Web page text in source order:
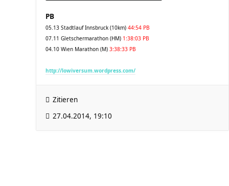
PB
05.13 Stadtlauf Innsbruck (10km) 44:54 PB
07.11 Gletschermarathon (HM) 1:38:03 PB
04.10 Wien Marathon (M) 3:38:33 PB
http://lowiversum.wordpress.com/
Zitieren
27.04.2014, 19:10